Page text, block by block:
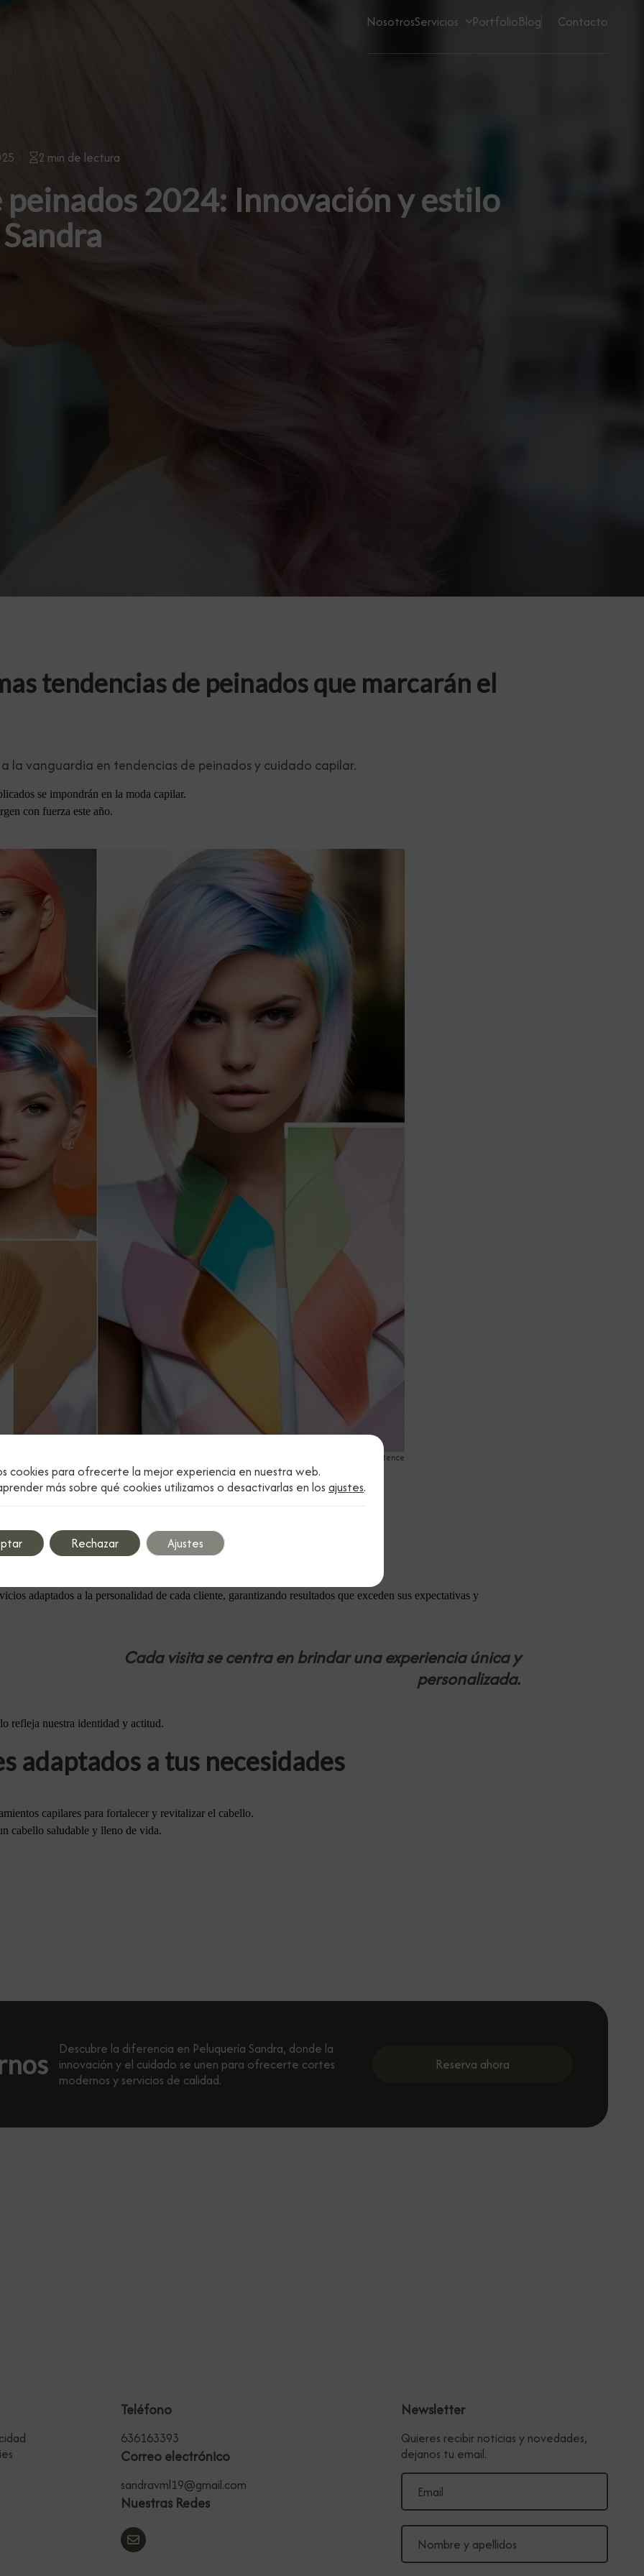
NosotrosServicios PortfolioBlog Contacto
2 min de lectura
peinados 2024: Innovación y estilo
tendencias de peinados que marcarán el
la vanguardia en tendencias de peinados y cuidado capilar.
se impondrán en la moda capilar.
con fuerza este año.
Etiqueta: Landscape photography requires patience and persistence
y corte
como el contouring capilar.
y estilo único de cada cliente.
adaptados a la personalidad de cada cliente, garantizando resultados que exceden sus expectativas y
Cada visita se centra en brindar una experiencia única y
personalizada.
refleja nuestra identidad y actitud.
adaptados a tus necesidades
capilares para fortalecer y revitalizar el cabello.
cabello saludable y lleno de vida.
Descubre la diferencia en Peluquería Sandra, donde la
innovación y el cuidado se unen para ofrecerte cortes
modernos y servicios de calidad.
Reserva ahora
Teléfono
636163393
Correo electrónico
sandravml19@gmail.com
Nuestras Redes
Newsletter
Quieres recibir noticias y novedades,
dejanos tu email.
cookies para ofrecerte la mejor experiencia en nuestra web.
más sobre qué cookies utilizamos o desactivarlas en los ajustes.
Rechazar Ajustes